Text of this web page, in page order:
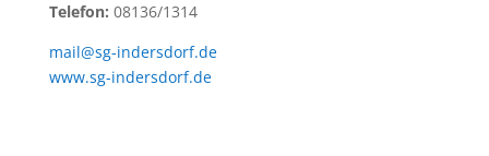
Telefon: 08136/1314
mail@sg-indersdorf.de
www.sg-indersdorf.de